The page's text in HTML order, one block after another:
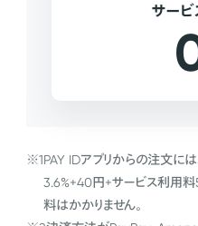
サー
※1PAY IDアプリからの注文に
3.6%+40円+サービス利用料
料はかかりません。